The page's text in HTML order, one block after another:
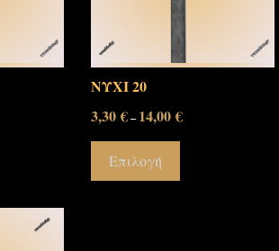
ΝΥΧΙ 20
3,30€– 14,00€
Επιλογή